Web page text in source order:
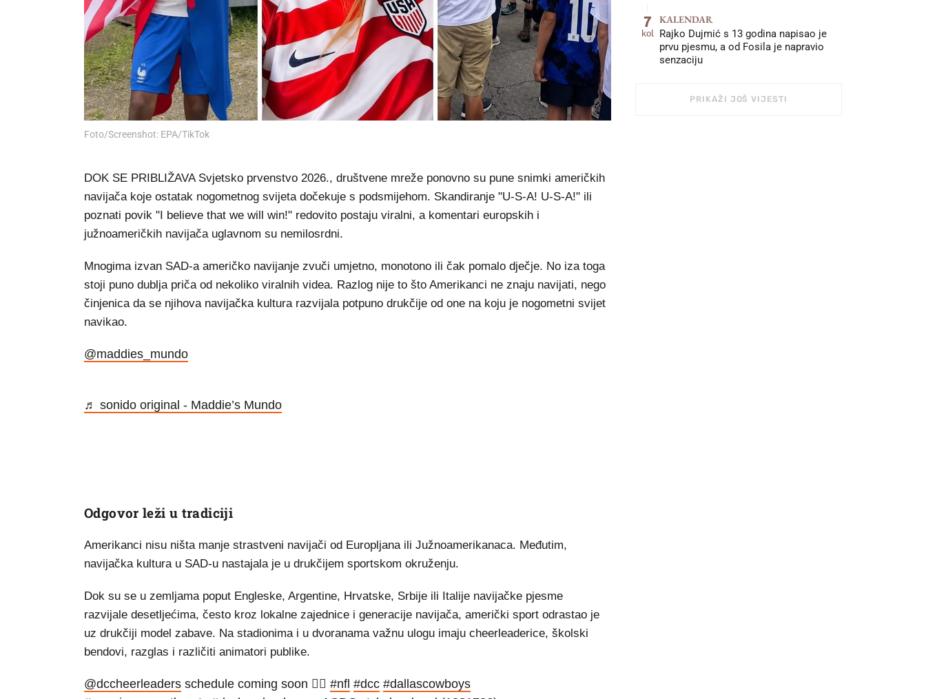
Foto/Screenshot: EPA/TikTok
DOK SE PRIBLIŽAVA Svjetsko prvenstvo 2026., društvene mreže ponovno su pune snimki američkih
navijača koje ostatak nogometnog svijeta dočekuje s podsmijehom. Skandiranje "U-S-A! U-S-A!" ili
poznati povik "I believe that we will win!" redovito postaju viralni, a komentari europskih i
južnoameričkih navijača uglavnom su nemilosrdni.
Mnogima izvan SAD-a američko navijanje zvuči umjetno, monotono ili čak pomalo dječje. No iza toga
stoji puno dublja priča od nekoliko viralnih videa. Razlog nije to što Amerikanci ne znaju navijati, nego
činjenica da se njihova navijačka kultura razvijala potpuno drukčije od one na koju je nogometni svijet
navikao.
@maddies_mundo
♬ sonido original - Maddie’s Mundo
Odgovor leži u tradiciji
Amerikanci nisu ništa manje strastveni navijači od Europljana ili Južnoamerikanaca. Međutim,
navijačka kultura u SAD-u nastajala je u drukčijem sportskom okruženju.
Dok su se u zemljama poput Engleske, Argentine, Hrvatske, Srbije ili Italije navijačke pjesme
razvijale desetljećima, često kroz lokalne zajednice i generacije navijača, američki sport odrastao je
uz drukčiji model zabave. Na stadionima i u dvoranama važnu ulogu imaju cheerleaderice, školski
bendovi, razglas i različiti animatori publike.
@dccheerleaders schedule coming soon 🤸‍♀️ #nfl #dcc #dallascowboys
7
kol
KALENDAR
Rajko Dujmić s 13 godina napisao je
prvu pjesmu, a od Fosila je napravio
senzaciju
PRIKAŽI JOŠ VIJESTI